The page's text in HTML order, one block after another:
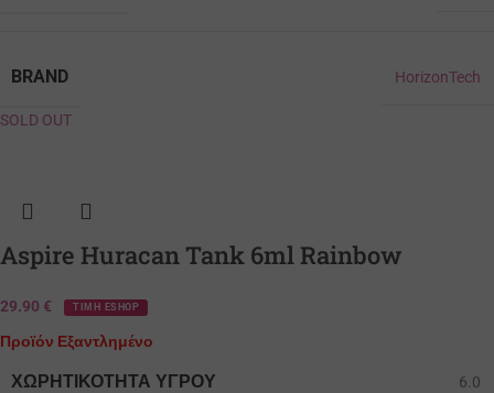
BRAND HorizonTech
SOLD OUT
Aspire Huracan Tank 6ml Rainbow
29.90 € ΤΙΜΗ ESHOP
Προϊόν Εξαντλημένο
ΧΩΡΗΤΙΚΌΤΗΤΑ ΥΓΡΟΎ 6.0